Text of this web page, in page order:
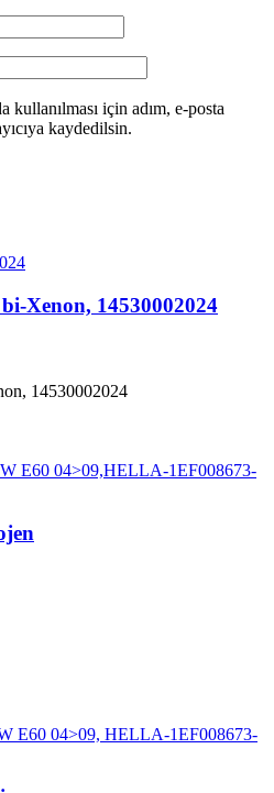
kullanılması için adım, e-posta
kaydedilsin.
Xenon, 14530002024
14530002024